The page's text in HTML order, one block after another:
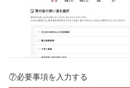
⑦必要事項を入力する